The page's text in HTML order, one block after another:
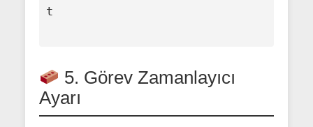
t
5. Görev Zamanlayıcı
Ayarı